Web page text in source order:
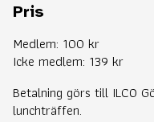
Pris
Medlem: 100 kr
Icke medlem: 139 kr
Betalning görs till ILCO
lunchträffen.